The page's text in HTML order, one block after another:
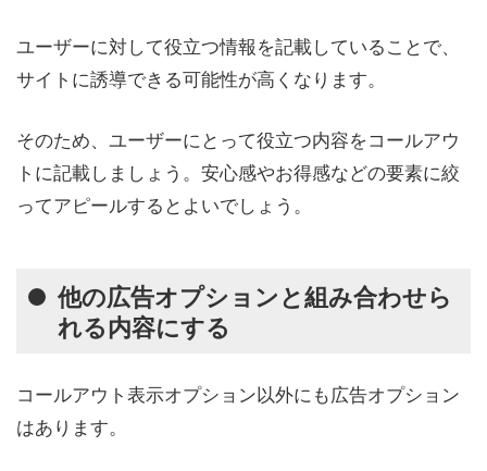
ユーザーに対して役立つ情報を記載していることで、
サイトに誘導できる可能性が高くなります。
そのため、ユーザーにとって役立つ内容をコールアウ
トに記載しましょう。安心感やお得感などの要素に絞
ってアピールするとよいでしょう。
他の広告オプションと組み合わせら
れる内容にする
コールアウト表示オプション以外にも広告オプション
はあります。